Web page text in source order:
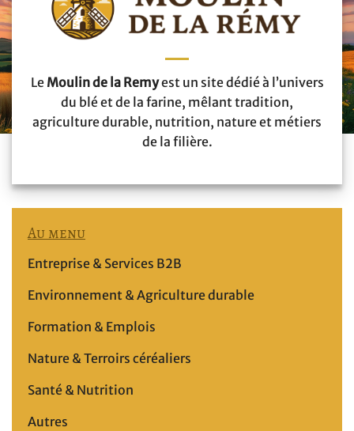
Le Moulin de la Remyest un site dédié à l’univers
du blé et de la farine, mêlant tradition,
agriculture durable, nutrition, nature et métiers
de la filière.
Au menu
Entreprise & Services B2B
Environnement & Agriculture durable
Formation & Emplois
Nature & Terroirs céréaliers
Santé & Nutrition
Autres